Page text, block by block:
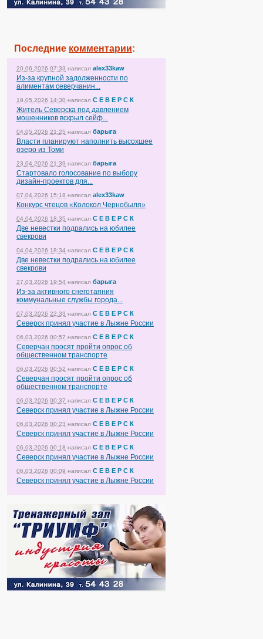
Последние комментарии:
20.06.2026 07:33 написал alex33kaw
Из-за крупной задолженности по
алиментам северчанин...
19.05.2026 14:30 написал С Е В Е Р С К
Житель Северска под давлением
мошенников вскрыл сейф...
04.05.2026 21:25 написал барыга
Власти планируют наполнить высохшее
озеро из Томи
23.04.2026 21:39 написал барыга
Стартовало голосование по выбору
дизайн-проектов для...
07.04.2026 15:18 написал alex33kaw
Конкурс чтецов «Колокол Чернобыля»
04.04.2026 18:35 написал С Е В Е Р С К
Две невестки подрались на юбилее
свекрови
04.04.2026 18:34 написал С Е В Е Р С К
Две невестки подрались на юбилее
свекрови
27.03.2026 19:54 написал барыга
Из-за активного снеготаяния
коммунальные службы города...
07.03.2026 22:33 написал С Е В Е Р С К
Северск принял участие в Лыжне России
06.03.2026 00:57 написал С Е В Е Р С К
Северчан просят пройти опрос об
общественном транспорте
06.03.2026 00:52 написал С Е В Е Р С К
Северчан просят пройти опрос об
общественном транспорте
06.03.2026 00:37 написал С Е В Е Р С К
Северск принял участие в Лыжне России
06.03.2026 00:23 написал С Е В Е Р С К
Северск принял участие в Лыжне России
06.03.2026 00:18 написал С Е В Е Р С К
Северск принял участие в Лыжне России
06.03.2026 00:09 написал С Е В Е Р С К
Северск принял участие в Лыжне России